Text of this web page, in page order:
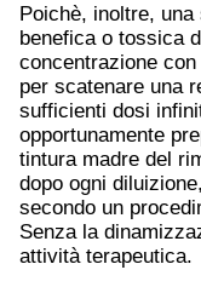
Poichè, inoltre,
benefica o tossica
concentrazione
per scatenare una
sufficienti dosi
opportunamente
tintura madre del
dopo ogni
secondo un
Senza la
attività terapeutica.